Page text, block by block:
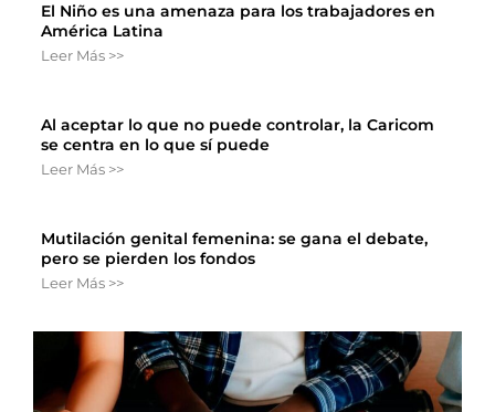
El Niño es una amenaza para los trabajadores en
América Latina
Leer Más >>
Al aceptar lo que no puede controlar, la Caricom
se centra en lo que sí puede
Leer Más >>
Mutilación genital femenina: se gana el debate,
pero se pierden los fondos
Leer Más >>